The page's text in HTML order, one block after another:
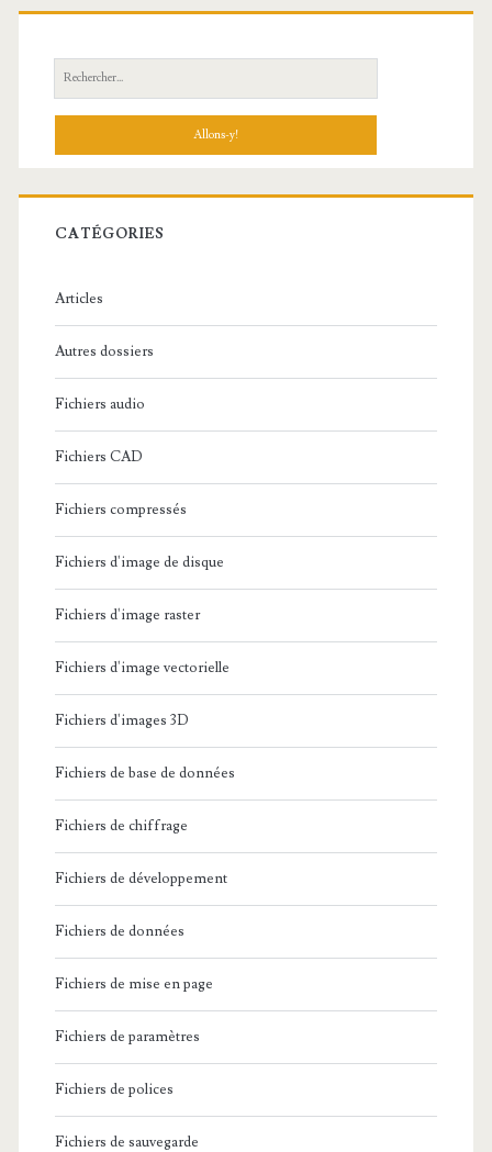
R
e
h
r
c
:
CATÉGORIES
Articles
Autres dossiers
Fichiers audio
Fichiers CAD
Fichiers compressés
Fichiers d'image de disque
Fichiers d'image raster
Fichiers d'image vectorielle
Fichiers d'images 3D
Fichiers de base de données
Fichiers de chiffrage
Fichiers de développement
Fichiers de données
Fichiers de mise en page
Fichiers de paramètres
Fichiers de polices
Fichiers de sauvegarde